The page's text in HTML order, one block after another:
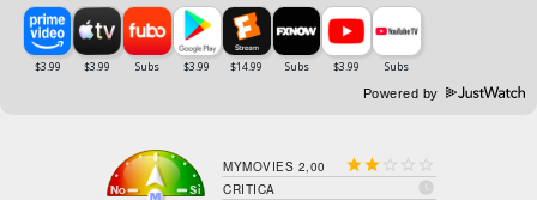
Powered by
MYMOVIES 2,00    
CRITICA 